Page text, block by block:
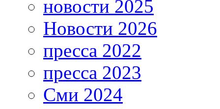
новости 2025
Новости 2026
пресса 2022
пресса 2023
Сми 2024